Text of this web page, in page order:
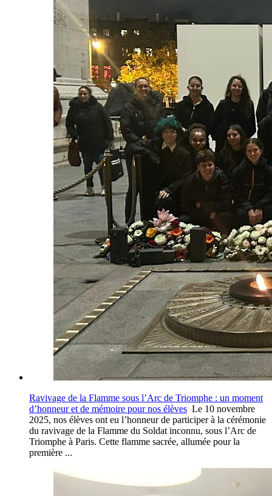
Ravivage de la Flamme sous l’Arc de Triomphe : un moment
d’honneur et de mémoire pour nos élèves Le 10 novembre
2025, nos élèves ont eu l’honneur de participer à la cérémonie
du ravivage de la Flamme du Soldat inconnu, sous l’Arc de
Triomphe à Paris. Cette flamme sacrée, allumée pour la
première ...